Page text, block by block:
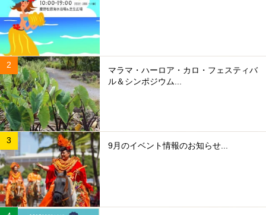
マラマ・ハーロア・カロ・フェスティバ
ル＆シンポジウム...
9月のイベント情報のお知らせ...